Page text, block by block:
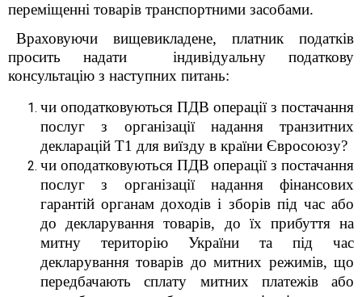
переміщенні товарів транспортними засобами.
Враховуючи вищевикладене, платник податків
просить надати індивідуальну податкову
консультацію з наступних питань:
чи оподатковуються ПДВ операції з постачання
послуг з організації надання транзитних
декларацій Т1 для виїзду в країни Євросоюзу?
чи оподатковуються ПДВ операції з постачання
послуг з організації надання фінансових
гарантій органам доходів і зборів під час або
до декларування товарів, до їх прибуття на
митну територію України та під час
декларування товарів до митних режимів, що
передбачають сплату митних платежів або